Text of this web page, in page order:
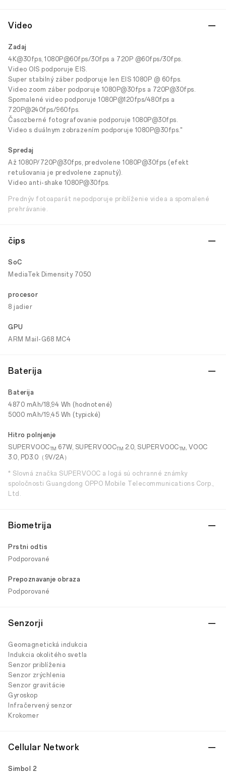
Video
Zadaj
4K@30fps, 1080P@60fps/30fps a 720P @60fps/30fps.
Video OIS podporuje EIS.
Super stabilný záber podporuje len EIS 1080P @ 60fps.
Video zoom záber podporuje 1080P@30fps a 720P@30fps.
Spomalené video podporuje 1080P@120fps/480fps a
720P@240fps/960fps.
Časozberné fotografovanie podporuje 1080P@30fps.
Video s duálnym zobrazením podporuje 1080P@30fps."
Spredaj
Až 1080P/720P@30fps, predvolene 1080P@30fps (efekt
retušovania je predvolene zapnutý).
Video anti-shake 1080P@30fps.
Prednýv fotoaparát nepodporuje priblíženie videa a spomalené
prehrávanie.
čips
SoC
MediaTek Dimensity 7050
procesor
8 jadier
GPU
ARM Mail-G68 MC4
Baterija
Baterija
4870 mAh/18,94 Wh (hodnotené)
5000 mAh/19,45 Wh (typické)
Hitro polnjenje
SUPERVOOCTM 67W, SUPERVOOCTM 2.0, SUPERVOOCTM, VOOC
3.0, PD3.0（9V/2A）
* Slovná značka SUPERVOOC a logá sú ochranné známky
spoločnosti Guangdong OPPO Mobile Telecommunications Corp.,
Ltd.
Biometrija
Prstni odtis
Podporované
Prepoznavanje obraza
Podporované
Senzorji
Geomagnetická indukcia
Indukcia okolitého svetla
Senzor priblíženia
Senzor zrýchlenia
Senzor gravitácie
Gyroskop
Infračervený senzor
Krokomer
Cellular Network
Simbol 2